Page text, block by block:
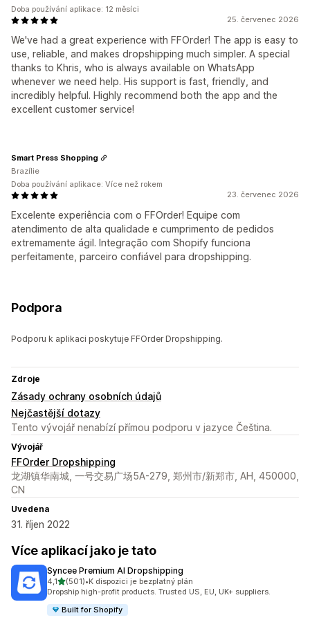
25. červenec 2026
We've had a great experience with FFOrder! The app is easy to
use, reliable, and makes dropshipping much simpler. A special
thanks to Khris, who is always available on WhatsApp
whenever we need help. His support is fast, friendly, and
incredibly helpful. Highly recommend both the app and the
excellent customer service!
Doba používání aplikace: 12 měsíci
23. červenec 2026
Excelente experiência com o FFOrder! Equipe com
atendimento de alta qualidade e cumprimento de pedidos
extremamente ágil. Integração com Shopify funciona
perfeitamente, parceiro confiável para dropshipping.
Smart Press Shopping
Brazílie
Doba používání aplikace: Více než rokem
Podpora
Podporu k aplikaci poskytuje FFOrder Dropshipping.
Zdroje
Zásady ochrany osobních údajů
Nejčastější dotazy
Tento vývojář nenabízí přímou podporu v jazyce Čeština.
Vývojář
FFOrder Dropshipping
龙湖镇华南城, 一号交易广场5A-279, 郑州市/新郑市, AH, 450000,
CN
Uvedena
31. říjen 2022
Více aplikací jako je tato
Syncee Premium AI Dropshipping
4,1z 5 hvězd
(501)
Celkový počet recenzí: 501
•K dispozici je bezplatný plán
Dropship high-profit products. Trusted US, EU, UK+ suppliers.
Built for Shopify